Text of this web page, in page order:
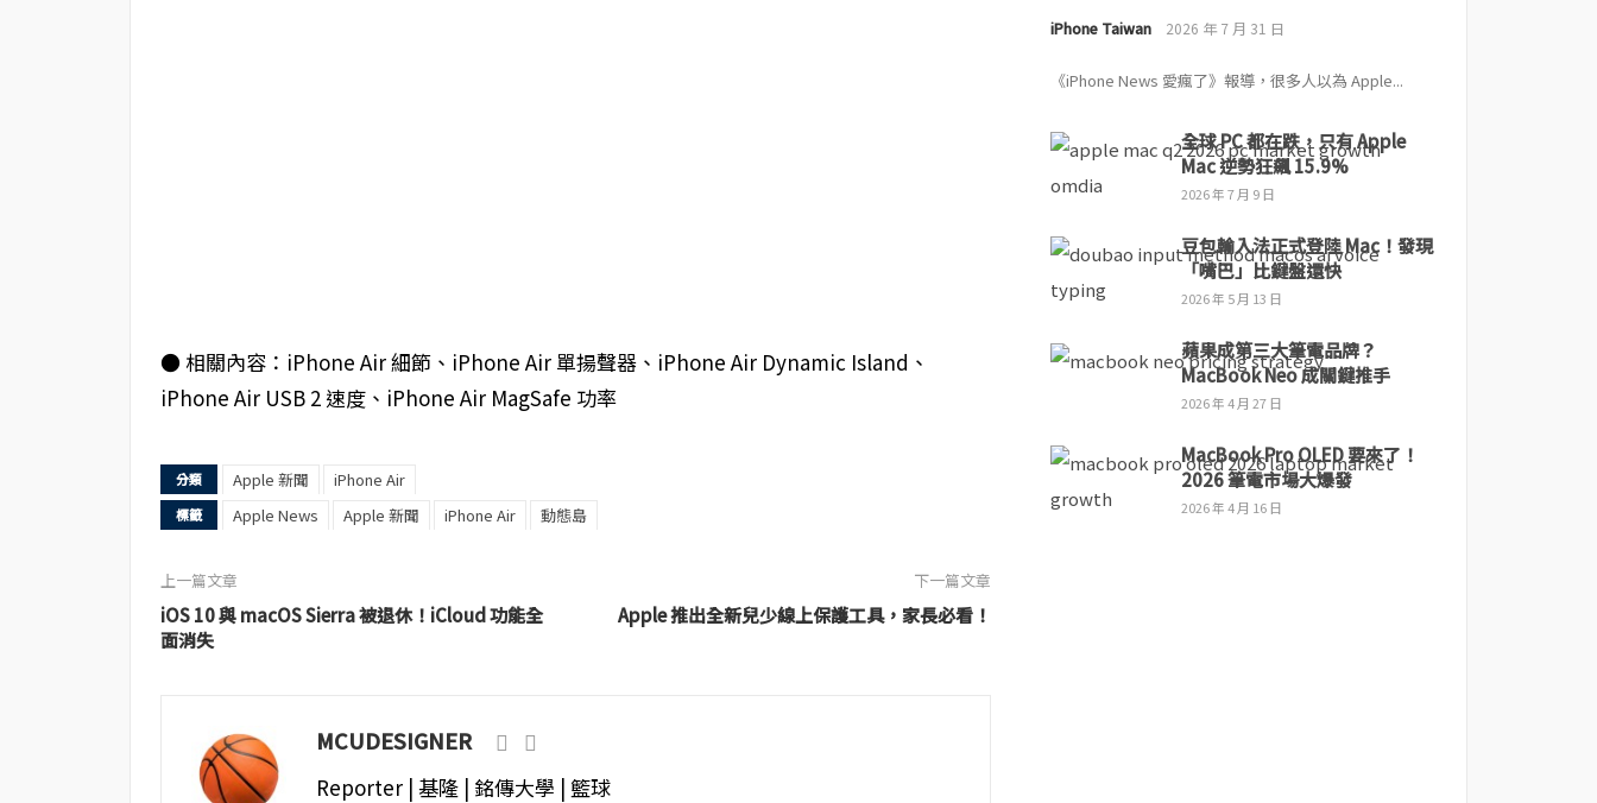
● 相關內容：iPhone Air 細節、iPhone Air 單揚聲器、iPhone Air Dynamic Island、
iPhone Air USB 2 速度、iPhone Air MagSafe 功率
分類 Apple 新聞 iPhone Air
標籤 Apple News Apple 新聞 iPhone Air 動態島
上一篇文章
iOS 10 與 macOS Sierra 被退休！iCloud 功能全
面消失
下一篇文章
Apple 推出全新兒少線上保護工具，家長必看！
MCUDESIGNER
Reporter | 基隆 | 銘傳大學 | 籃球
iPhone Taiwan 2026 年 7 月 31 日
《iPhone News 愛瘋了》報導，很多人以為 Apple...
全球 PC 都在跌，只有 Apple
Mac 逆勢狂飆 15.9%
2026 年 7 月 9 日
豆包輸入法正式登陸 Mac！發現
「嘴巴」比鍵盤還快
2026 年 5 月 13 日
蘋果成第三大筆電品牌？
MacBook Neo 成關鍵推手
2026 年 4 月 27 日
MacBook Pro OLED 要來了！
2026 筆電市場大爆發
2026 年 4 月 16 日